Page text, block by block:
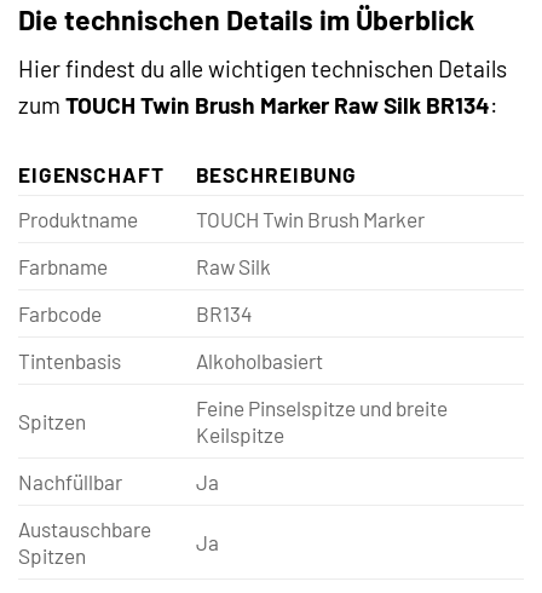
Die technischen Details im Überblick
Hier findest du alle wichtigen technischen Details
zum TOUCH Twin Brush Marker Raw Silk BR134:
EIGENSCHAFT
BESCHREIBUNG
Produktname
TOUCH Twin Brush Marker
Farbname
Raw Silk
Farbcode
BR134
Tintenbasis
Alkoholbasiert
Spitzen
Feine Pinselspitze und breite
Keilspitze
Nachfüllbar
Ja
Austauschbare
Spitzen
Ja